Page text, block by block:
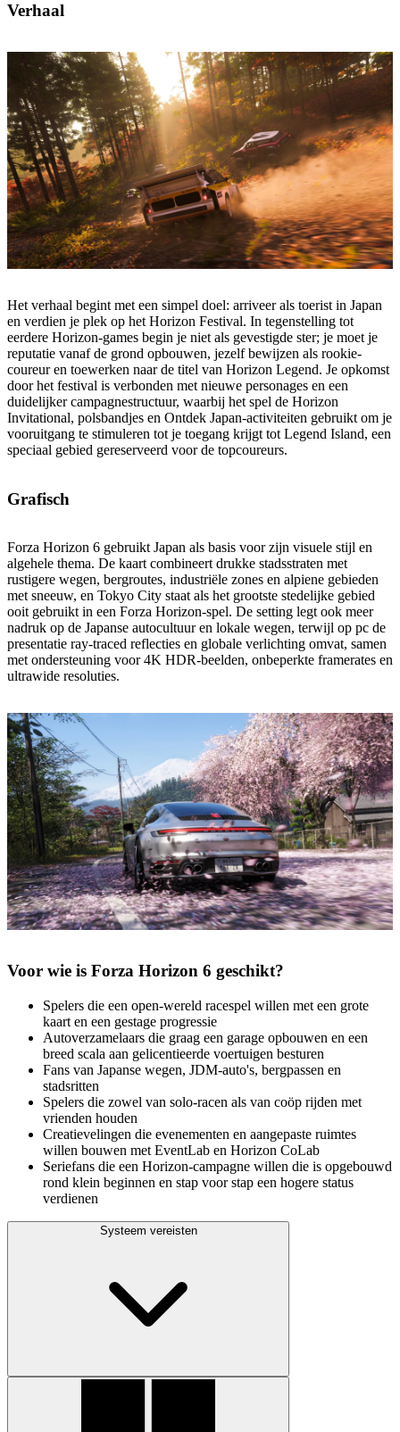
Verhaal
Het verhaal begint met een simpel doel: arriveer als toerist in Japan
en verdien je plek op het Horizon Festival. In tegenstelling tot
eerdere Horizon-games begin je niet als gevestigde ster; je moet je
reputatie vanaf de grond opbouwen, jezelf bewijzen als rookie-
coureur en toewerken naar de titel van Horizon Legend. Je opkomst
door het festival is verbonden met nieuwe personages en een
duidelijker campagnestructuur, waarbij het spel de Horizon
Invitational, polsbandjes en Ontdek Japan-activiteiten gebruikt om je
vooruitgang te stimuleren tot je toegang krijgt tot Legend Island, een
speciaal gebied gereserveerd voor de topcoureurs.
Grafisch
Forza Horizon 6 gebruikt Japan als basis voor zijn visuele stijl en
algehele thema. De kaart combineert drukke stadsstraten met
rustigere wegen, bergroutes, industriële zones en alpiene gebieden
met sneeuw, en Tokyo City staat als het grootste stedelijke gebied
ooit gebruikt in een Forza Horizon-spel. De setting legt ook meer
nadruk op de Japanse autocultuur en lokale wegen, terwijl op pc de
presentatie ray-traced reflecties en globale verlichting omvat, samen
met ondersteuning voor 4K HDR-beelden, onbeperkte framerates en
ultrawide resoluties.
Voor wie is Forza Horizon 6 geschikt?
Spelers die een open-wereld racespel willen met een grote
kaart en een gestage progressie
Autoverzamelaars die graag een garage opbouwen en een
breed scala aan gelicentieerde voertuigen besturen
Fans van Japanse wegen, JDM-auto's, bergpassen en
stadsritten
Spelers die zowel van solo-racen als van coöp rijden met
vrienden houden
Creatievelingen die evenementen en aangepaste ruimtes
willen bouwen met EventLab en Horizon CoLab
Seriefans die een Horizon-campagne willen die is opgebouwd
rond klein beginnen en stap voor stap een hogere status
verdienen
Systeem vereisten